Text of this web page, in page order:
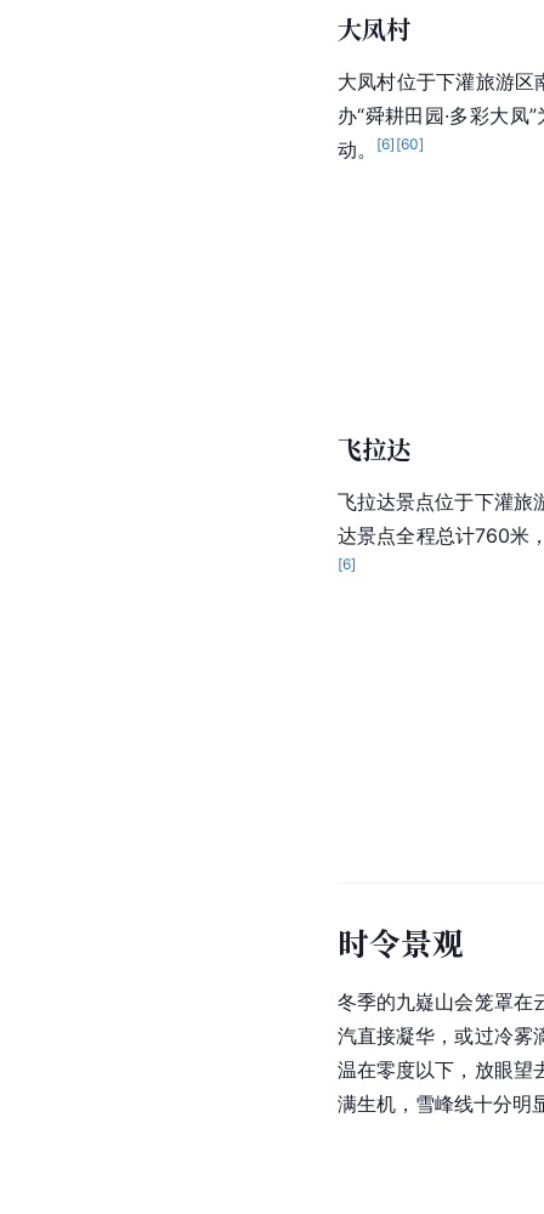
大凤村
大凤村位于下灌旅游区
办“舜耕田园·多彩大
动。
[6] [60]
飞拉达
飞拉达景点位于下灌旅
达景点全程总计760米
[6]
时令景观
冬季的九嶷山会笼罩在
汽直接凝华 ，或过冷
温在零度以下，放眼望
满生机，雪峰线十分明